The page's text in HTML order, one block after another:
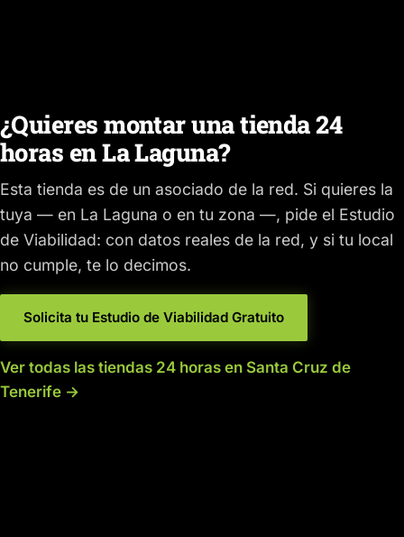
¿Quieres montar una tienda 24
horas en La Laguna?
Esta tienda es de un asociado de la red. Si quieres la
tuya — en La Laguna o en tu zona —, pide el Estudio
de Viabilidad: con datos reales de la red, y si tu local
no cumple, te lo decimos.
Solicita tu Estudio de Viabilidad Gratuito
Ver todas las tiendas 24 horas en Santa Cruz de
Tenerife →